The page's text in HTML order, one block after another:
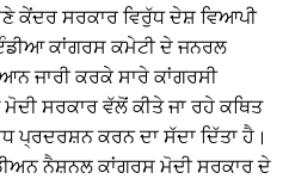
ਕੇਂਦਰ ਸਰਕਾਰ ਵਿਰੁੱਧ ਦੇਸ਼ ਵਿਆਪੀ
ਕਾਂਗਰਸ ਕਮੇਟੀ ਦੇ ਜਨਰਲ
ਜਾਰੀ ਕਰਕੇ ਸਾਰੇ ਕਾਂਗਰਸੀ
ਸਰਕਾਰ ਵੱਲੋਂ ਕੀਤੇ ਜਾ ਰਹੇ ਕਥਿਤ
ਪ੍ਰਦਰਸ਼ਨ ਕਰਨ ਦਾ ਸੱਦਾ ਦਿੱਤਾ ਹੈ।
ਨੈਸ਼ਨਲ ਕਾਂਗਰਸ ਮੋਦੀ ਸਰਕਾਰ ਦੇ